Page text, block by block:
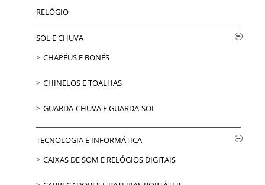
RELÓGIO
SOL E CHUVA
CHAPÉUS E BONÉS
CHINELOS E TOALHAS
GUARDA-CHUVA E GUARDA-SOL
TECNOLOGIA E INFORMÁTICA
CAIXAS DE SOM E RELÓGIOS DIGITAIS